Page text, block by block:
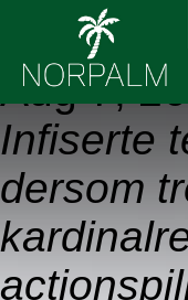
Er det
Aug 7, 26
Infiserte
dersom